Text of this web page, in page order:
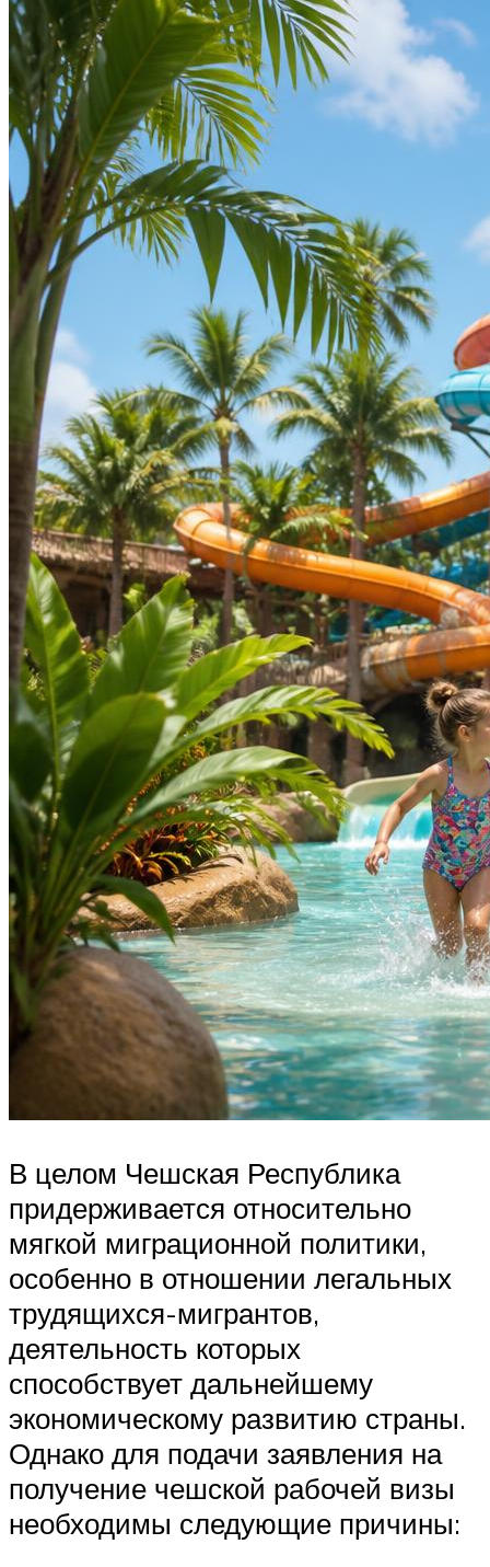
В целом Чешская Республика
придерживается относительно
мягкой миграционной политики,
особенно в отношении легальных
трудящихся-мигрантов,
деятельность которых
способствует дальнейшему
экономическому развитию страны.
Однако для подачи заявления на
получение чешской рабочей визы
необходимы следующие причины: